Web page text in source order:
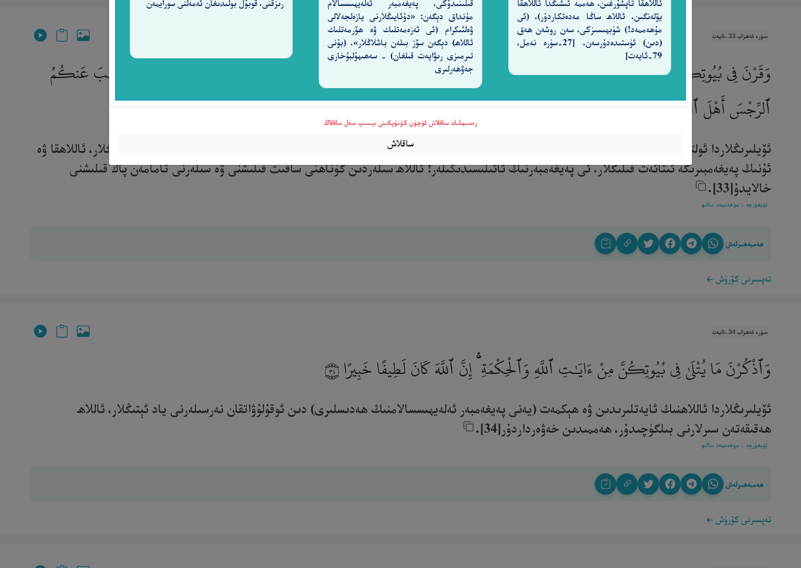
ئاللاھقا تاپشۇرغىن، ھەممە ئىشىڭدا ئاللاھقا
يۆلەنگىن، ئاللاھ ساڭا مەدەتكاردۇر)، (ئى
مۇھەممەد!) شۈبھىسىزكى، سەن روشەن ھەق
(دىن) ئۈستىدەدۇرسەن. [27-سۈرە نەمل،
79-ئايەت]
قىلىنىدۇكى، پەيغەمبەر ئەلەيھىسسالام
مۇنداق دېگەن: «دۇئايىڭلارنى يازەلجەلالى
ۋەلئىكرام (ئى ئەزەمەتلىك ۋە ھۆرمەتلىك
ئاللاھ) دېگەن سۆز بىلەن باشلاڭلار». (بۇنى
تىرمىزى رىۋايەت قىلغان) - سەھىھۇلبۇخارى
جەۋھەرلىرى
رىزقنى، قوبۇل بولىدىغان ئەمەلنى سورايمەن
رەسىملىك ساقلاش ئۈچۈن كۇنۇپكىنى بېسىپ سەل ساقلاڭ
ساقلاش
سۈرە ئەھزاب 33-ئايەت
وَقَرْنَ فِى بُيُوتِكُنَّ وَلَا تَبَرَّجْنَ تَبَرُّجَ ٱلْجَـٰهِلِيَّةِ ٱلْأُولَىٰ ۖ وَأَقِمْنَ ٱلصَّلَوٰةَ وَءَاتِينَ ٱلزَّكَوٰةَ وَأَطِعْنَ ٱللَّهَ وَرَسُولَهُۥٓ ۚ إِنَّمَا يُرِيدُ ٱللَّهُ لِيُذْهِبَ عَنكُمُ
ٱلرِّجْسَ أَهْلَ ٱلْبَيْتِ وَيُطَهِّرَكُمْ تَطْهِيرًا
ئۆيلىرىڭلاردا ئولتۇرۇڭلار، ئىلگىرىكى جاھىلىيەت دەۋرىدىكى ئاياللارنىڭ ياسىنىپ چىققىنىدەك ياسىنىپ چىقماڭلار، ناماز ئوقۇڭلار، زاكات بېرىڭلار، ئاللاھقا ۋە
ئۇنىڭ پەيغەمبىرىگە ئىتائەت قىلىڭلار، ئى پەيغەمبەرنىڭ ئائىلىسىدىكىلەر! ئاللاھ سىلەردىن گۇناھنى ساقىت قىلىشنى ۋە سىلەرنى تامامەن پاك قىلىشنى
خالايدۇ[33].‎
ئۇيغۇرچە - مۇھەممەد سالىھ
ھەمبەھىرلەش
تەپسىرنى كۆرۈش
سۈرە ئەھزاب 34-ئايەت
وَٱذْكُرْنَ مَا يُتْلَىٰ فِى بُيُوتِكُنَّ مِنْ ءَايَـٰتِ ٱللَّهِ وَٱلْحِكْمَةِ ۚ إِنَّ ٱللَّهَ كَانَ لَطِيفًا خَبِيرًا ٣٤
ئۆيلىرىڭلاردا ئاللاھنىڭ ئايەتلىرىدىن ۋە ھېكمەت (يەنى پەيغەمبەر ئەلەيھىسسالامنىڭ ھەدىسلىرى) دىن ئوقۇلۇۋاتقان نەرسىلەرنى ياد ئېتىڭلار، ئاللاھ
ھەقىقەتەن سىرلارنى بىلگۈچىدۇر، ھەممىدىن خەۋەرداردۇر[34].‎
ئۇيغۇرچە - مۇھەممەد سالىھ
ھەمبەھىرلەش
تەپسىرنى كۆرۈش